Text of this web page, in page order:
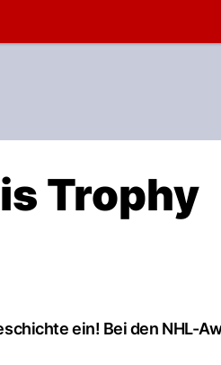
Trophy
ein! Bei den NHL-